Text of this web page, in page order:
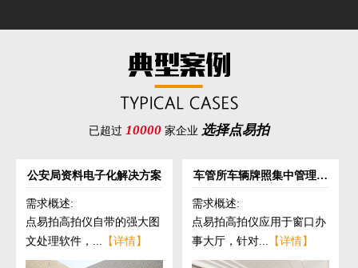
已超过 10000 家企业 选择点易拍
公安局资料电子化解决方案
需求概述:
点易拍高拍仪自带的强大图
文处理软件，... 【详情】
车管所车辆牌照集中管理解
需求概述:
点易拍高拍仪应用于窗口办
事大厅，针对... 【详情】